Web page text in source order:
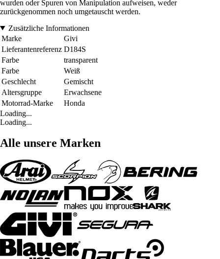
wurden oder Spuren von Manipulation aufweisen, weder
zurückgenommen noch umgetauscht werden.
Zusätzliche Informationen
Marke
Givi
Lieferantenreferenz D184S
Farbe
transparent
Farbe
Weiß
Geschlecht
Gemischt
Altersgruppe
Erwachsene
Motorrad-Marke
Honda
Loading...
Loading...
Alle unsere Marken